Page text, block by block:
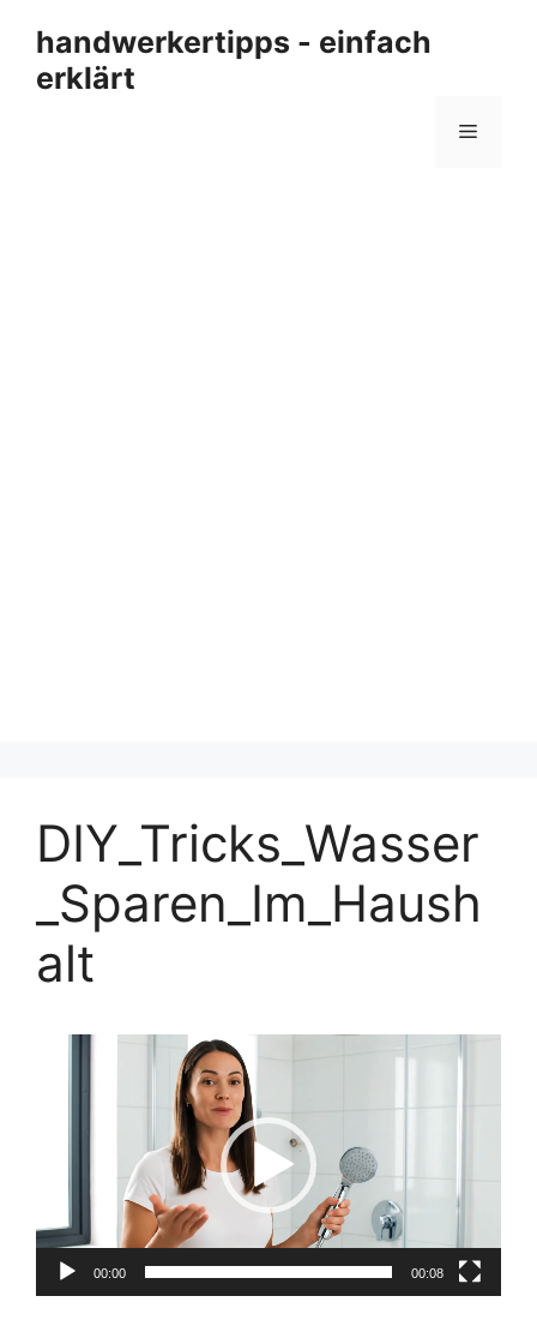
Inhalt
springen
handwerkertipps - einfach
erklärt
Menü
DIY_Tricks_Wasser
_Sparen_Im_Haush
alt
00:00 00:08